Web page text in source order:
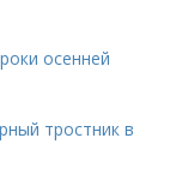
осенней
тростник в